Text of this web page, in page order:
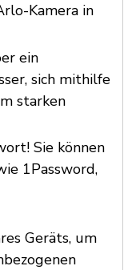
Kamera in
ein
sich mithilfe
starken
Sie können
1Password,
Geräts, um